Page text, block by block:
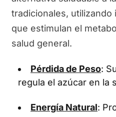
tradicionales,
que estimulan el
salud general.
Pérdida de Peso:
regula el azúcar en la
Energía Natural: